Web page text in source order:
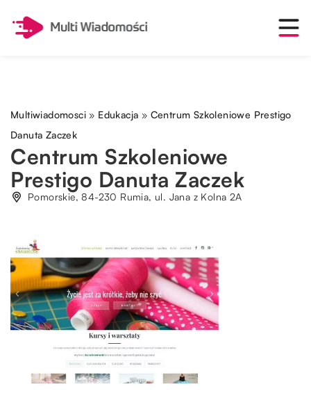
Multiwiadomosci » Edukacja » Centrum Szkoleniowe Prestigo
Danuta Zaczek
Centrum Szkoleniowe
Prestigo Danuta Zaczek
Pomorskie, 84-230 Rumia, ul. Jana z Kolna 2A